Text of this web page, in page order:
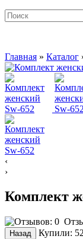
Главная » Каталог
‹
›
Комплект
Купили: